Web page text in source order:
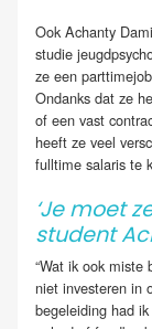
Ook Achanty
studie
ze een
Ondanks dat ze
of een vast
heeft ze veel
fulltime salaris te
‘Je moet
student
“Wat ik ook miste
niet investeren in
begeleiding had